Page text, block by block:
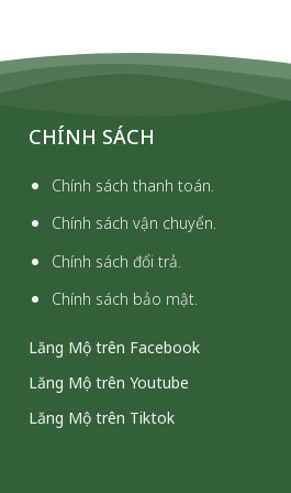
CHÍNH SÁCH
Chính sách thanh toán.
Chính sách vận chuyển.
Chính sách đổi trả.
Chính sách bảo mật.
Lăng Mộ trên Facebook
Lăng Mộ trên Youtube
Lăng Mộ trên Tiktok